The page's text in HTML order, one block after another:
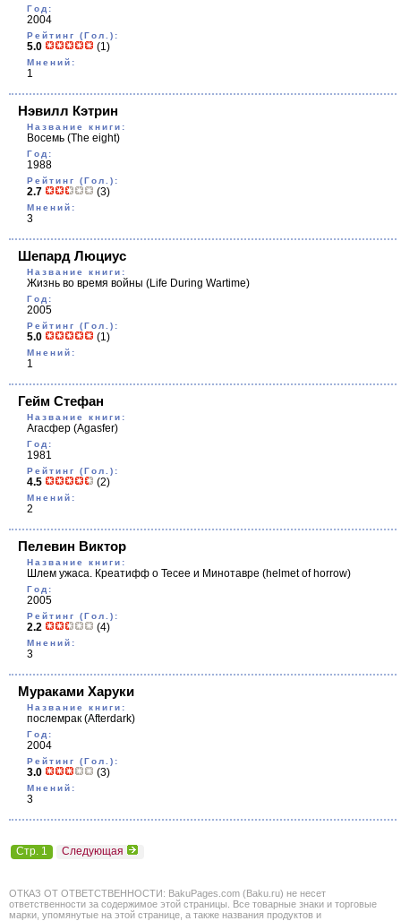
Год:
2004
Рейтинг (Гол.):
5.0 (1)
Мнений:
1
Нэвилл Кэтрин
Название книги:
Восемь (The eight)
Год:
1988
Рейтинг (Гол.):
2.7 (3)
Мнений:
3
Шепард Люциус
Название книги:
Жизнь во время войны (Life During Wartime)
Год:
2005
Рейтинг (Гол.):
5.0 (1)
Мнений:
1
Гейм Стефан
Название книги:
Агасфер (Agasfer)
Год:
1981
Рейтинг (Гол.):
4.5 (2)
Мнений:
2
Пелевин Виктор
Название книги:
Шлем ужаса. Креатифф о Тесее и Минотавре (helmet of horrow)
Год:
2005
Рейтинг (Гол.):
2.2 (4)
Мнений:
3
Мураками Харуки
Название книги:
послемрак (Afterdark)
Год:
2004
Рейтинг (Гол.):
3.0 (3)
Мнений:
3
Стр. 1 Следующая
ОТКАЗ ОТ ОТВЕТСТВЕННОСТИ: BakuPages.com (Baku.ru) не несет
ответственности за содержимое этой страницы. Все товарные знаки и торговые
марки, упомянутые на этой странице, а также названия продуктов и